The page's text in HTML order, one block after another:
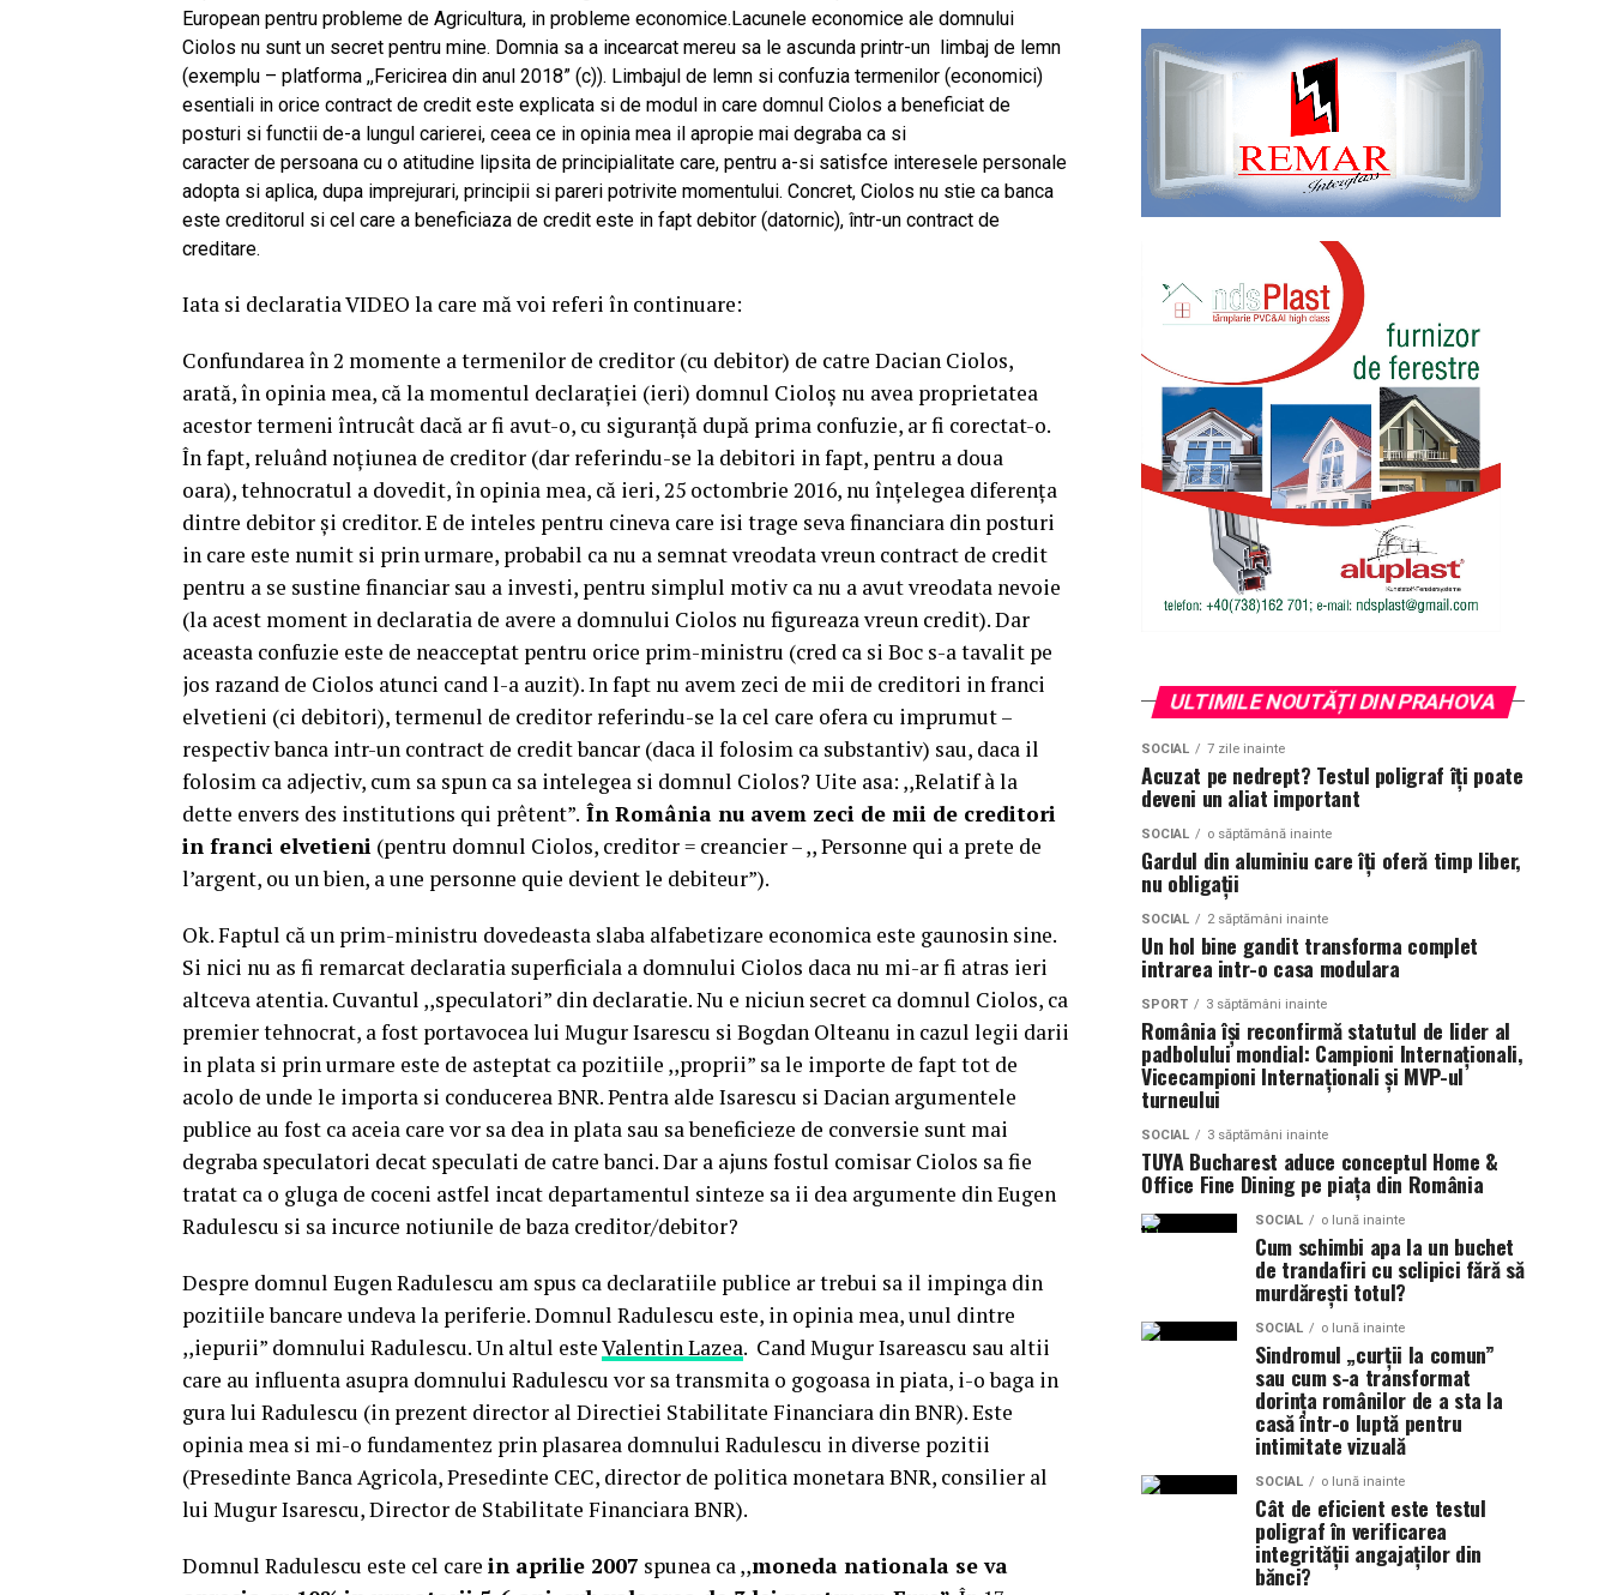
European pentru probleme de Agricultura, in probleme economice.Lacunele economice ale domnului
Ciolos nu sunt un secret pentru mine. Domnia sa a incearcat mereu sa le ascunda printr-un limbaj de lemn
(exemplu – platforma ,,Fericirea din anul 2018” (c)). Limbajul de lemn si confuzia termenilor (economici)
esentiali in orice contract de credit este explicata si de modul in care domnul Ciolos a beneficiat de
posturi si functii de-a lungul carierei, ceea ce in opinia mea il apropie mai degraba ca si
caracter de persoana cu o atitudine lipsita de principialitate care, pentru a-si satisfce interesele personale
adopta si aplica, dupa imprejurari, principii si pareri potrivite momentului. Concret, Ciolos nu stie ca banca
este creditorul si cel care a beneficiaza de credit este in fapt debitor (datornic), într-un contract de
creditare.
Iata si declaratia VIDEO la care mă voi referi în continuare:
Confundarea în 2 momente a termenilor de creditor (cu debitor) de catre Dacian Ciolos,
arată, în opinia mea, că la momentul declarației (ieri) domnul Cioloș nu avea proprietatea
acestor termeni întrucât dacă ar fi avut-o, cu siguranță după prima confuzie, ar fi corectat-o.
În fapt, reluând noțiunea de creditor (dar referindu-se la debitori in fapt, pentru a doua
oara), tehnocratul a dovedit, în opinia mea, că ieri, 25 octombrie 2016, nu înțelegea diferența
dintre debitor și creditor. E de inteles pentru cineva care isi trage seva financiara din posturi
in care este numit si prin urmare, probabil ca nu a semnat vreodata vreun contract de credit
pentru a se sustine financiar sau a investi, pentru simplul motiv ca nu a avut vreodata nevoie
(la acest moment in declaratia de avere a domnului Ciolos nu figureaza vreun credit). Dar
aceasta confuzie este de neacceptat pentru orice prim-ministru (cred ca si Boc s-a tavalit pe
jos razand de Ciolos atunci cand l-a auzit). In fapt nu avem zeci de mii de creditori in franci
elvetieni (ci debitori), termenul de creditor referindu-se la cel care ofera cu imprumut –
respectiv banca intr-un contract de credit bancar (daca il folosim ca substantiv) sau, daca il
folosim ca adjectiv, cum sa spun ca sa intelegea si domnul Ciolos? Uite asa: ,,Relatif à la
dette envers des institutions qui prêtent”. În România nu avem zeci de mii de creditori
in franci elvetieni (pentru domnul Ciolos, creditor = creancier – ,, Personne qui a prete de
l’argent, ou un bien, a une personne quie devient le debiteur”).
Ok. Faptul că un prim-ministru dovedeasta slaba alfabetizare economica este gaunosin sine.
Si nici nu as fi remarcat declaratia superficiala a domnului Ciolos daca nu mi-ar fi atras ieri
altceva atentia. Cuvantul ,,speculatori” din declaratie. Nu e niciun secret ca domnul Ciolos, ca
premier tehnocrat, a fost portavocea lui Mugur Isarescu si Bogdan Olteanu in cazul legii darii
in plata si prin urmare este de asteptat ca pozitiile ,,proprii” sa le importe de fapt tot de
acolo de unde le importa si conducerea BNR. Pentra alde Isarescu si Dacian argumentele
publice au fost ca aceia care vor sa dea in plata sau sa beneficieze de conversie sunt mai
degraba speculatori decat speculati de catre banci. Dar a ajuns fostul comisar Ciolos sa fie
tratat ca o gluga de coceni astfel incat departamentul sinteze sa ii dea argumente din Eugen
Radulescu si sa incurce notiunile de baza creditor/debitor?
Despre domnul Eugen Radulescu am spus ca declaratiile publice ar trebui sa il impinga din
pozitiile bancare undeva la periferie. Domnul Radulescu este, in opinia mea, unul dintre
,,iepurii” domnului Radulescu. Un altul esteValentin Lazea. Cand Mugur Isareascu sau altii
care au influenta asupra domnului Radulescu vor sa transmita o gogoasa in piata, i-o baga in
gura lui Radulescu (in prezent director al Directiei Stabilitate Financiara din BNR). Este
opinia mea si mi-o fundamentez prin plasarea domnului Radulescu in diverse pozitii
(Presedinte Banca Agricola, Presedinte CEC, director de politica monetara BNR, consilier al
lui Mugur Isarescu, Director de Stabilitate Financiara BNR).
Domnul Radulescu este cel care in aprilie 2007 spunea ca ,,moneda nationala se va
ULTIMILE NOUTĂȚI DIN PRAHOVA
SOCIAL 7 zile inainte
Acuzat pe nedrept? Testul poligraf îţi poate
deveni un aliat important
SOCIAL o săptămână inainte
Gardul din aluminiu care îți oferă timp liber,
nu obligații
SOCIAL 2 săptămâni inainte
Un hol bine gandit transforma complet
intrarea intr-o casa modulara
SPORT 3 săptămâni inainte
România își reconfirmă statutul de lider al
padbolului mondial: Campioni Internaționali,
Vicecampioni Internaționali și MVP-ul
turneului
SOCIAL 3 săptămâni inainte
TUYA Bucharest aduce conceptul Home &
Office Fine Dining pe piața din România
SOCIAL o lună inainte
Cum schimbi apa la un buchet
de trandafiri cu sclipici fără să
murdărești totul?
SOCIAL o lună inainte
Sindromul „curții la comun”
sau cum s-a transformat
dorința românilor de a sta la
casă într-o luptă pentru
intimitate vizuală
SOCIAL o lună inainte
Cât de eficient este testul
poligraf în verificarea
integrității angajaților din
bănci?